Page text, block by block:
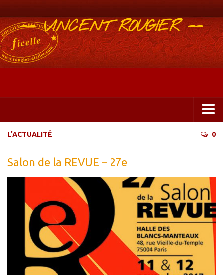
-- VINCENT ROUGIER --
Boutique
Éditions
ficelle&PlisUrgents
Plis urgents
Ficelle Partagée
Estampes
Livres d’artiste
Ficelle noire
L'ACTUALITÉ 0
Salon de la REVUE – 27e